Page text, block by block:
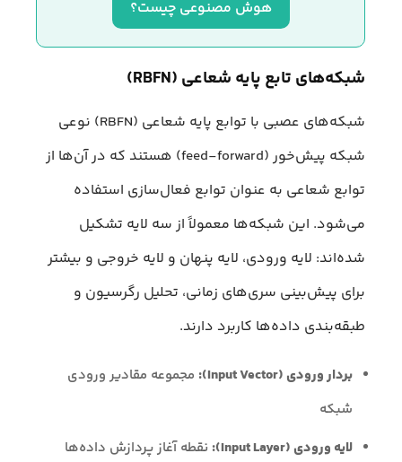
هوش مصنوعی چیست؟
شبکه‌های تابع پایه شعاعی (RBFN)
شبکه‌های عصبی با توابع پایه شعاعی (RBFN) نوعی
شبکه پیش‌خور (feed-forward) هستند که در آن‌ها از
توابع شعاعی به عنوان توابع فعال‌سازی استفاده
می‌شود. این شبکه‌ها معمولاً از سه لایه تشکیل
شده‌اند: لایه ورودی، لایه پنهان و لایه خروجی و بیشتر
برای پیش‌بینی سری‌های زمانی، تحلیل رگرسیون و
طبقه‌بندی داده‌ها کاربرد دارند.
بردار ورودی (Input Vector):
مجموعه مقادیر ورودی
شبکه
لایه ورودی (Input Layer):
نقطه آغاز پردازش داده‌ها